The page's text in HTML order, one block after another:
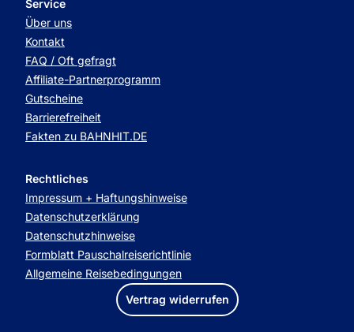
Service
Über uns
Kontakt
FAQ / Oft gefragt
Affiliate-Partnerprogramm
Gutscheine
Barrierefreiheit
Fakten zu BAHNHIT.DE
Rechtliches
Impressum + Haftungshinweise
Datenschutzerklärung
Datenschutzhinweise
Formblatt Pauschalreiserichtlinie
Allgemeine Reisebedingungen
Vertrag widerrufen